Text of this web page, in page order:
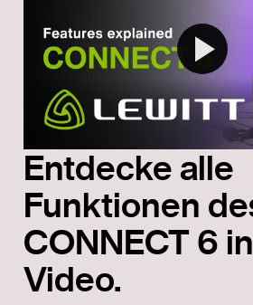
Entdecke alle
Funktionen
CONNECT 6
Video.